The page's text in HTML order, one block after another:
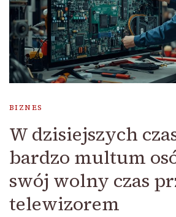
BIZNES
W dzisiejszych
bardzo multum
swój wolny czas
telewizorem